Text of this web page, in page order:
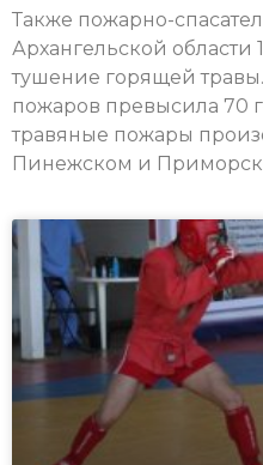
Также пожарно-
Архангельской области
тушение горящей
пожаров превысила 70
травяные пожары
Пинежском и